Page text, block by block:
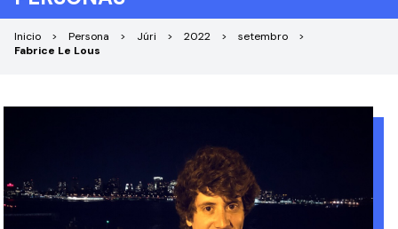
Inicio Persona Júri 2022
setembro
Fabrice Le Lous